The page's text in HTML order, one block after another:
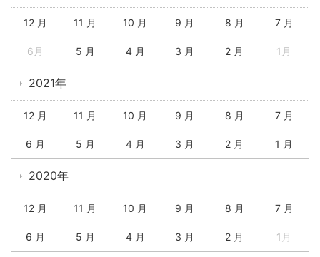
12 月 11 月 10 月 9 月 8 月 7 月
6月 5 月 4 月 3 月 2 月 1月
2021年
12 月 11 月 10 月 9 月 8 月 7 月
6 月 5 月 4 月 3 月 2 月 1 月
2020年
12 月 11 月 10 月 9 月 8 月 7 月
6 月 5 月 4 月 3 月 2 月 1月